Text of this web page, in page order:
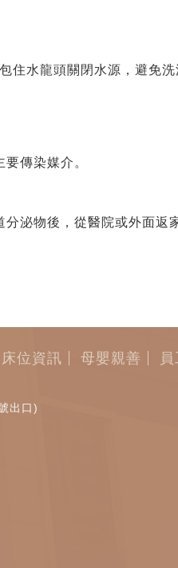
水龍頭關閉水源，避免洗
傳染媒介。
泌物後，從醫院或外面返
床位資訊 母嬰親善
出口)